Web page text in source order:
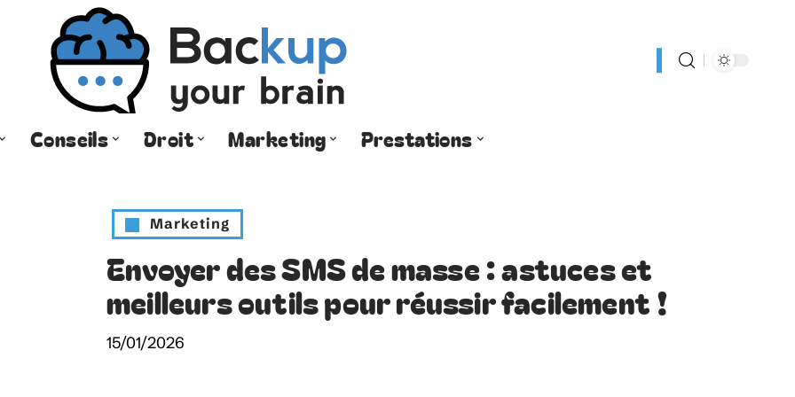
Conseils Droit Marketing Prestations
Marketing
Envoyer des SMS de masse : astuces et
meilleurs outils pour réussir facilement !
15/01/2026